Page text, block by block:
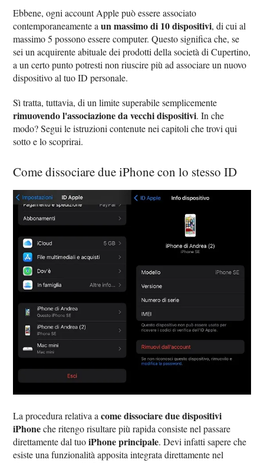
Ebbene, ogni account Apple può essere associato
contemporaneamente aun massimo di 10 dispositivi, di cui al
massimo 5 possono essere computer. Questo significa che, se
sei un acquirente abituale dei prodotti della società di Cupertino,
a un certo punto potresti non riuscire più ad associare un nuovo
dispositivo al tuo ID personale.
Sì tratta, tuttavia, di un limite superabile semplicemente
rimuovendo l'associazione da vecchi dispositivi. In che
modo? Segui le istruzioni contenute nei capitoli che trovi qui
sotto e lo scoprirai.
Come dissociare due iPhone con lo stesso ID
La procedura relativa acome dissociare due dispositivi
iPhoneche ritengo risultare più rapida consiste nel passare
direttamente dal tuoiPhone principale. Devi infatti sapere che
esiste una funzionalità apposita integrata direttamente nel